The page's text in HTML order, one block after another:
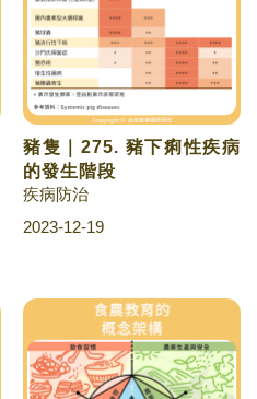
豬隻｜275. 豬下痢性疾病
的發生階段
疾病防治
2023-12-19